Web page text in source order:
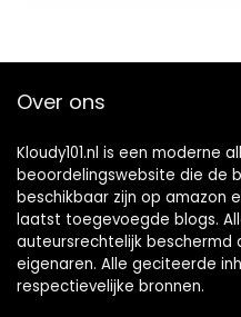
Over ons
Kloudy101.nl is een moderne
beoordelingswebsite die de
beschikbaar zijn op amazon
laatst toegevoegde blogs.
auteursrechtelijk beschermd
eigenaren. Alle geciteerde
respectievelijke bronnen.